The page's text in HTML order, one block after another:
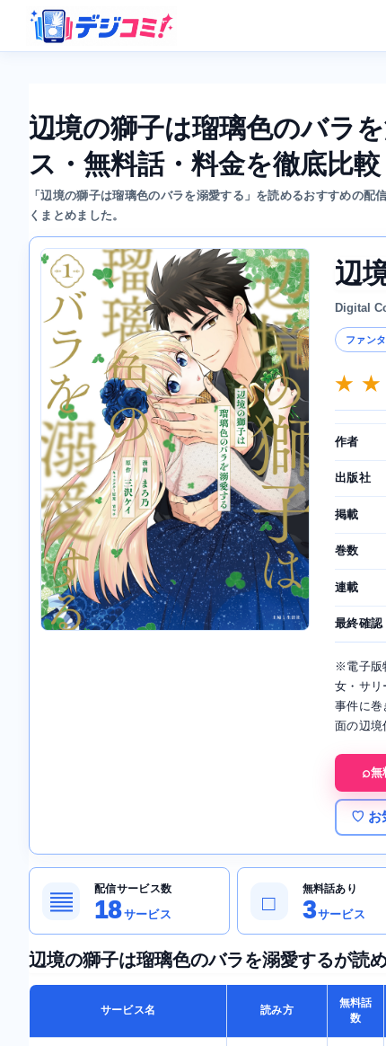
辺境の獅子は瑠璃色のバラ
ス・無料話・料金を徹底比較
「辺境の獅子は瑠璃色のバラを溺愛する」を読めるおすすめの
くまとめました。
辺
Digital
ファン
★ ★
作者
出版社
掲載
巻数
連載
最終確認
※電子版
女・サリ
事件に巻
面の辺境
無
♡ お
▤
配信サービス数
18サービス □
無料話あり
3サービス
辺境の獅子は瑠璃色のバラを溺愛するが読
サービス名 読み方
無料話
数